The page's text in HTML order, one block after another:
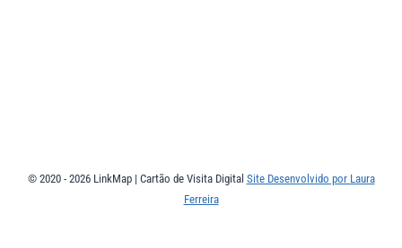
© 2020 - 2026 LinkMap | Cartão de Visita Digital Site Desenvolvido por Laura
Ferreira